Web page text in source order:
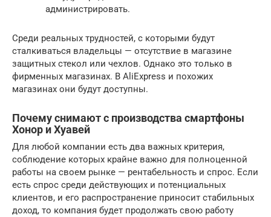
администрировать.
Среди реальных трудностей, с которыми будут
сталкиваться владельцы — отсутствие в магазине
защитных стекол или чехлов. Однако это только в
фирменных магазинах. В AliExpress и похожих
магазинах они будут доступны.
Почему снимают с производства смартфоны
Хонор и Хуавей
Для любой компании есть два важных критерия,
соблюдение которых крайне важно для полноценной
работы на своем рынке — рентабельность и спрос. Если
есть спрос среди действующих и потенциальных
клиентов, и его распространение приносит стабильных
доход, то компания будет продолжать свою работу